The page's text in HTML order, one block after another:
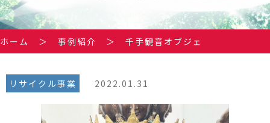
ホーム ＞ 事例紹介 ＞ 千手観音オブジェ
リサイクル事業 2022.01.31